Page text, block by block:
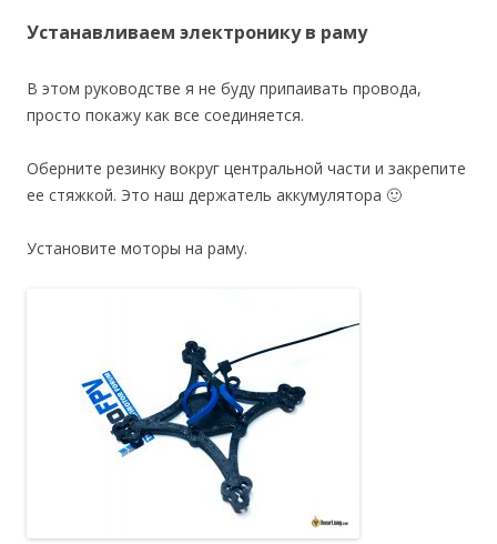
Устанавливаем электронику в раму
В этом руководстве я не буду припаивать провода,
просто покажу как все соединяется.
Оберните резинку вокруг центральной части и закрепите
ее стяжкой. Это наш держатель аккумулятора 🙂
Установите моторы на раму.